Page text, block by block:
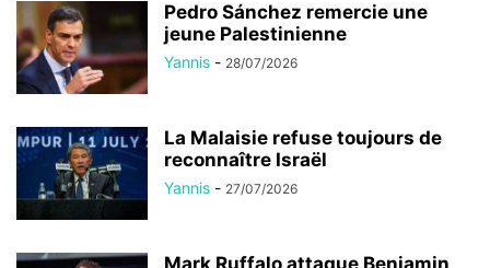
Pedro Sánchez remercie une
jeune Palestinienne
Yannis - 28/07/2026
La Malaisie refuse toujours de
reconnaître Israël
Yannis - 27/07/2026